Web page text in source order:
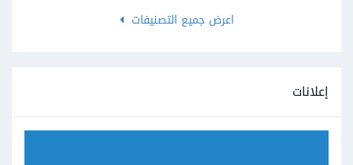
اعرض جميع التصنيفات
إعلانات